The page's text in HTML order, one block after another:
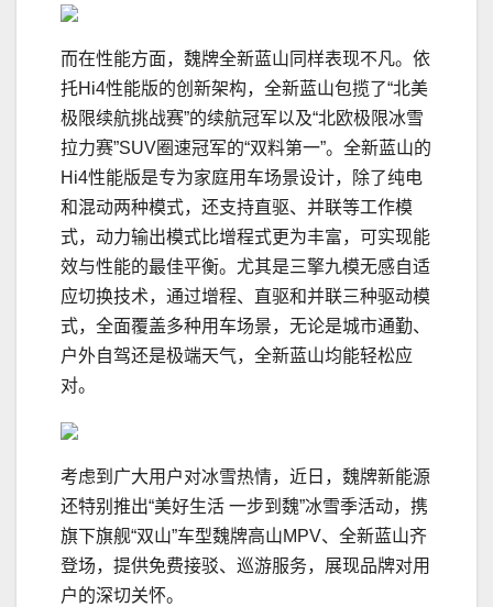
而在性能方面，魏牌全新蓝山同样表现不凡。依
托Hi4性能版的创新架构，全新蓝山包揽了“北美
极限续航挑战赛”的续航冠军以及“北欧极限冰雪
拉力赛”SUV圈速冠军的“双料第一”。全新蓝山的
Hi4性能版是专为家庭用车场景设计，除了纯电
和混动两种模式，还支持直驱、并联等工作模
式，动力输出模式比增程式更为丰富，可实现能
效与性能的最佳平衡。尤其是三擎九模无感自适
应切换技术，通过增程、直驱和并联三种驱动模
式，全面覆盖多种用车场景，无论是城市通勤、
户外自驾还是极端天气，全新蓝山均能轻松应
对。
考虑到广大用户对冰雪热情，近日，魏牌新能源
还特别推出“美好生活 一步到魏”冰雪季活动，携
旗下旗舰“双山”车型魏牌高山MPV、全新蓝山齐
登场，提供免费接驳、巡游服务，展现品牌对用
户的深切关怀。